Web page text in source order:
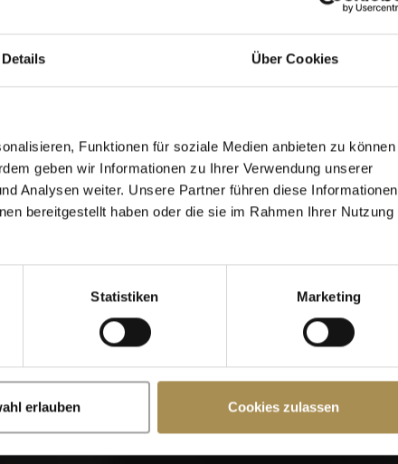
Details Über Cookies
Funktionen für soziale Medien anbieten zu können
geben wir Informationen zu Ihrer Verwendung unserer
Analysen weiter. Unsere Partner führen diese Informationen
bereitgestellt haben oder die sie im Rahmen Ihrer Nutzung
Statistiken Marketing
erlauben Cookies zulassen
Cigars &
Sie geboren?
dich an mich
Für den Zugriff auf diese Seite müssen Sie
Nutzungsbedingungen Datenschutzrichtlinienund
zu.